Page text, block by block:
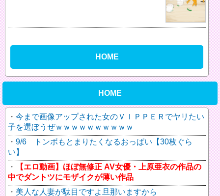
HOME
HOME
今まで画像アップされた女のＶＩＰＰＥＲでヤリたい
子を選ぼうぜｗｗｗｗｗｗｗｗｗｗ
9/6 トンボもとまりたくなるおっぱい【30枚ぐら
い】
【エロ動画】ほぼ無修正 AV女優・上原亜衣の作品の
中でダントツにモザイクが薄い作品
美人な人妻が駄目ですよ旦那いますから